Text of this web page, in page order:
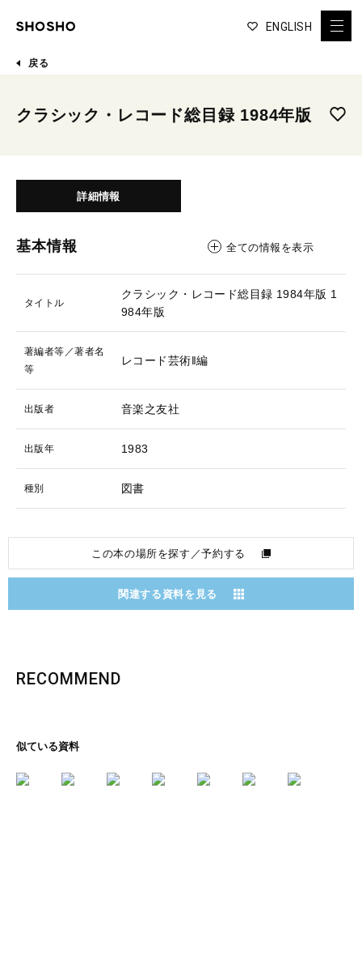
ENGLISH
戻る
クラシック・レコード総目録 1984年版
詳細情報
基本情報 全ての情報を表示
タイトル
クラシック・レコード総目録 1984年版 1
984年版
著編者等／著者名
等
レコード芸術‖編
出版者 音楽之友社
出版年 1983
種別 図書
この本の場所を探す／予約する
関連する資料を見る
RECOMMEND
似ている資料